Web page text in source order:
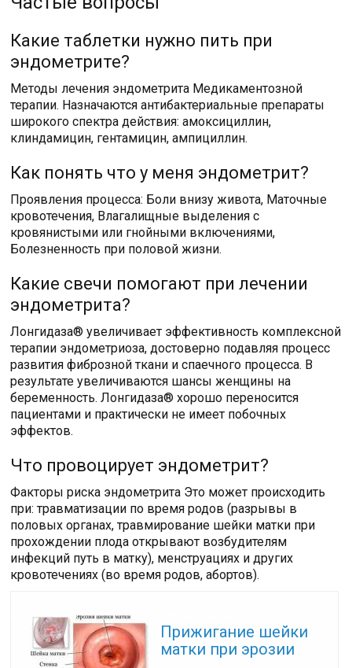
Какие таблетки нужно пить при
эндометрите?
Методы лечения эндометрита Медикаментозной
терапии. Назначаются антибактериальные препараты
широкого спектра действия: амоксициллин,
клиндамицин, гентамицин, ампициллин.
Как понять что у меня эндометрит?
Проявления процесса: Боли внизу живота, Маточные
кровотечения, Влагалищные выделения с
кровянистыми или гнойными включениями,
Болезненность при половой жизни.
Какие свечи помогают при лечении
эндометрита?
Лонгидаза® увеличивает эффективность комплексной
терапии эндометриоза, достоверно подавляя процесс
развития фиброзной ткани и спаечного процесса. В
результате увеличиваются шансы женщины на
беременность. Лонгидаза® хорошо переносится
пациентами и практически не имеет побочных
эффектов.
Что провоцирует эндометрит?
Факторы риска эндометрита Это может происходить
при: травматизации по время родов (разрывы в
половых органах, травмирование шейки матки при
прохождении плода открывают возбудителям
инфекций путь в матку), менструациях и других
кровотечениях (во время родов, абортов).
Прижигание шейки
матки при эрозии